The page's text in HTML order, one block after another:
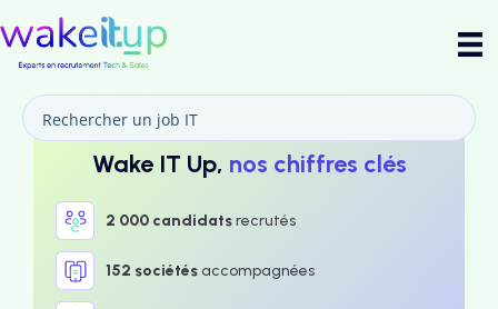
Wake IT Up, nos chiffres clés
2 000 candidatsrecrutés
152 sociétésaccompagnées